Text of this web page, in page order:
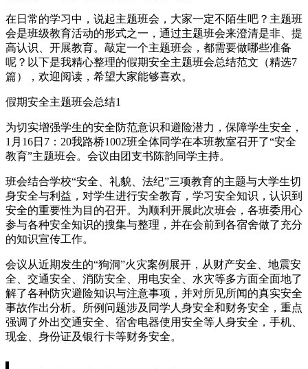
在日常的学习中，说起主题班会，大家一定不陌生吧？主题班
会是班级教育活动的形式之一，通过主题班会来澄清是非、提
高认识、开展教育。敲定一个主题班会，都需要做哪些准备
呢？以下是我精心整理的假期安全主题班会总结范文（精选7
篇），欢迎阅读，希望大家能够喜欢。
假期安全主题班会总结1
为切实增强学生的安全防范意识和避险潜力，保障学生安全，
1月16日7：20我路桥1002班全体同学在本班教室召开了“安全
教育”主题班会。会议由团支书陈韵同学主持。
班会结合学校“安全、礼貌、法纪”三项教育的主题与大学生切
身安全与利益，对学生进行安全教育，学习安全知识，认识到
安全的重要性为目的召开。为顺利开展此次班会，各班委用心
参与各种安全知识的搜集与整理，并在会前到各宿舍做了充分
的知识宣传工作。
会议从近期发生的“狗洞”火灾案例展开，从财产安全、地震安
全、交通安全、消防安全、用电安全、水灾等多方面全面地了
解了各种防灾避险知识与注意事项，并对所见所闻的真实安全
事故作出分析。所例问题涉及同学人身安全和财务安全，重点
强调了外出交通安全、宿舍电器使用安全等人身安全，手机、
现金、身份证及银行卡等财务安全。